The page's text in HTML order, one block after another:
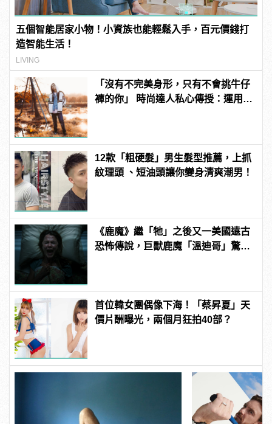
五個智能居家小物！小資族也能輕鬆入手，百元價錢打
造智能生活！
LIVING
「沒有不完美身形，只有不會挑牛仔
褲的你」 時尚達人私心傳授：運用
12款「粗硬髮」男生髮型推薦，上抓
紋理頭 、短油頭讓你變身清爽潮男！
《鹿魔》繼「牠」之後又一美國遠古
恐怖傳說，巨獸鹿魔「溫迪哥」驚嚇
首位韓女團偶像下海！「蔡昇夏」天
價片酬曝光，兩個月狂拍40部？